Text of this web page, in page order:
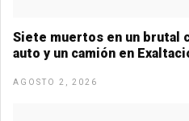
Siete muertos en un brutal
auto y un camión en
AGOSTO 2, 2026